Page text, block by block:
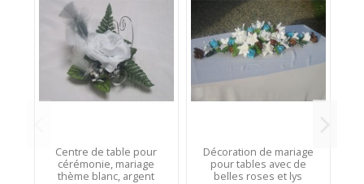
Centre de table pour
cérémonie, mariage
thème blanc, argent
Décoration de mariage
pour tables avec de
belles roses et lys